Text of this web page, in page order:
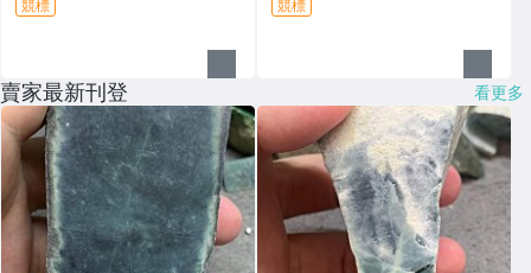
競標 競標
賣家最新刊登 看更多